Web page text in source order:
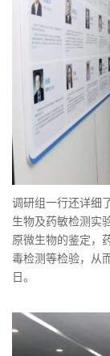
调研组一行还详细
生物及药敏检测实
原微生物的鉴定，
毒检测等检验，从
日。